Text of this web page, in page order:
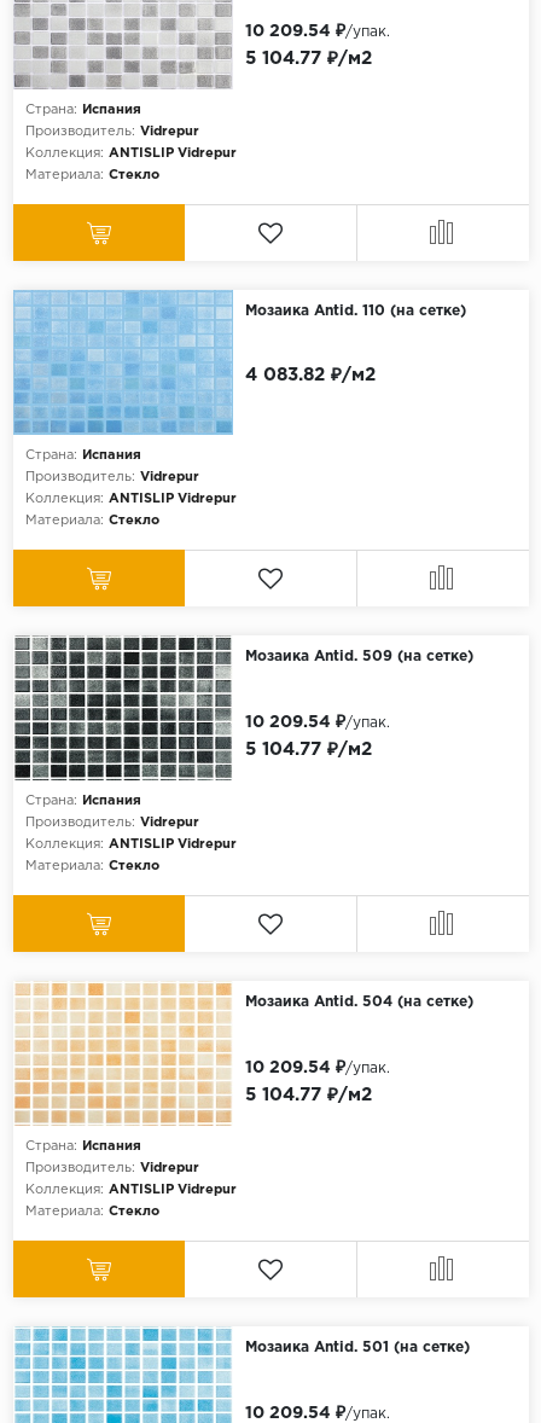
Страна:
Испания
Производитель: Vidrepur
Коллекция: ANTISLIP Vidrepur
Материала: Стекло
5 104.77 ₽/м2
10 209.54 ₽/упак.
Мозаика Antid. 110 (на сетке)
Страна:
Испания
Производитель: Vidrepur
Коллекция: ANTISLIP Vidrepur
Материала: Стекло
4 083.82 ₽/м2
Мозаика Antid. 509 (на сетке)
Страна:
Испания
Производитель: Vidrepur
Коллекция: ANTISLIP Vidrepur
Материала: Стекло
5 104.77 ₽/м2
10 209.54 ₽/упак.
Мозаика Antid. 504 (на сетке)
Страна:
Испания
Производитель: Vidrepur
Коллекция: ANTISLIP Vidrepur
Материала: Стекло
5 104.77 ₽/м2
10 209.54 ₽/упак.
Мозаика Antid. 501 (на сетке)
10 209.54 ₽/упак.